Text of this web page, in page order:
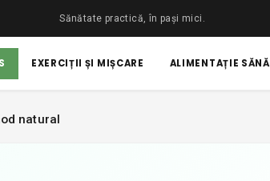
Sănătate practică, în pași mici.
EXERCIȚII ȘI MIȘCARE ALIMENTAȚIE
natural